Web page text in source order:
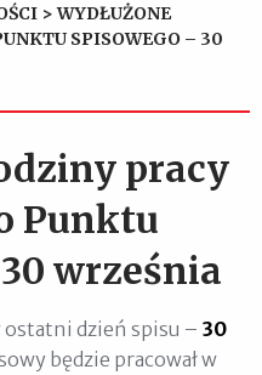
>WYDŁUŻONE
SPISOWEGO – 30
pracy
Punktu
września
dzień spisu – 30
będzie pracował w